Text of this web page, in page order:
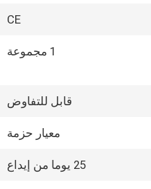
CE
1 مجموعة
قابل للتفاوض
معيار حزمة
25 يوما من إيداع